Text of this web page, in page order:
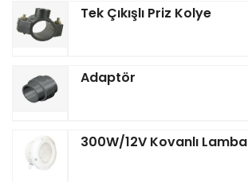
Tek Çıkışlı Priz Kolye
Adaptör
300W/12V Kovanlı Lamba